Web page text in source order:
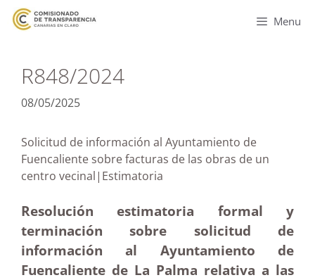
Menu
R848/2024
08/05/2025
Solicitud de información al Ayuntamiento de
Fuencaliente sobre facturas de las obras de un
centro vecinal|Estimatoria
Resolución estimatoria formal y
terminación sobre solicitud de
información al Ayuntamiento de
Fuencaliente de La Palma relativa a las